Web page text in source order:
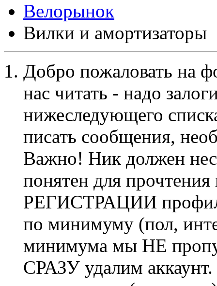
Велорынок
Вилки и амортизаторы
Добро пожаловать на
нас читать - надо
нижеследующего
писать сообщения,
Важно! Ник должен
понятен для
РЕГИСТРАЦИИ профиль
по минимуму (пол,
минимума мы НЕ
СРАЗУ удалим